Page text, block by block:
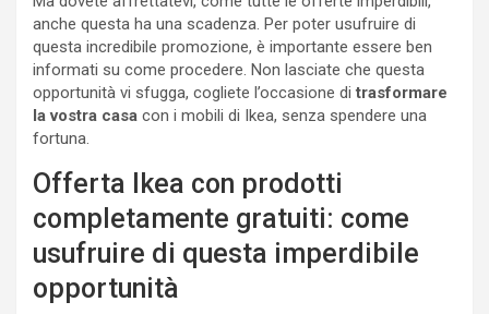
anche questa ha una scadenza. Per poter usufruire di
questa incredibile promozione, è importante essere ben
informati su come procedere. Non lasciate che questa
opportunità vi sfugga, cogliete l’occasione ditrasformare
la vostra casa con i mobili di Ikea, senza spendere una
fortuna.
Offerta Ikea con prodotti
completamente gratuiti: come
usufruire di questa imperdibile
opportunità